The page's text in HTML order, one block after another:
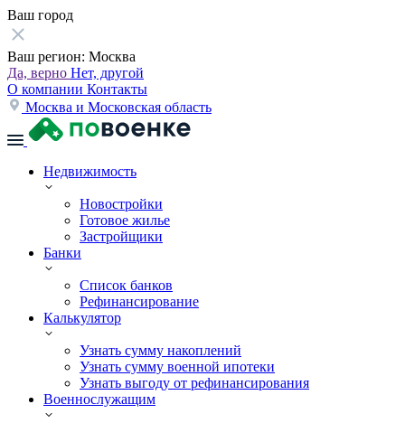
Ваш город
Ваш регион: Москва
Да, верно Нет, другой
О компании Контакты
Москва и Московская область
Недвижимость
Новостройки
Готовое жилье
Застройщики
Банки
Список банков
Рефинансирование
Калькулятор
Узнать сумму накоплений
Узнать сумму военной ипотеки
Узнать выгоду от рефинансирования
Военнослужащим